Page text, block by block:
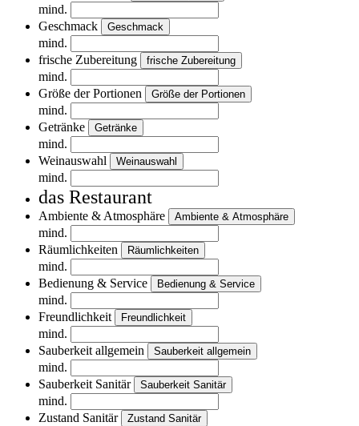
mind.
Geschmack
Geschmack
mind.
frische Zubereitung
frische Zubereitung
mind.
Größe der Portionen
Größe der Portionen
mind.
Getränke
Getränke
mind.
Weinauswahl
Weinauswahl
mind.
das Restaurant
Ambiente & Atmosphäre Ambiente & Atmosphäre
mind.
Räumlichkeiten
Räumlichkeiten
mind.
Bedienung & Service
Bedienung & Service
mind.
Freundlichkeit
Freundlichkeit
mind.
Sauberkeit allgemein
Sauberkeit allgemein
mind.
Sauberkeit Sanitär
Sauberkeit Sanitär
mind.
Zustand Sanitär
Zustand Sanitär